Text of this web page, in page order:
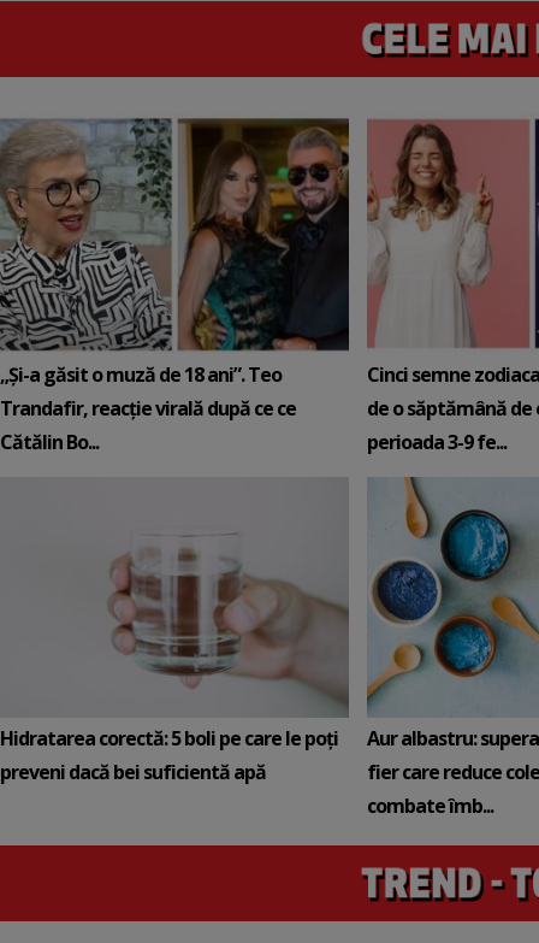
„Și-a găsit o muză de 18 ani”. Teo
Trandafir, reacție virală după ce ce
Cătălin Bo...
Cinci semne
de o săptămână de
perioada 3-9 fe...
Hidratarea corectă: 5 boli pe care le poți
preveni dacă bei suficientă apă
Aur albastru:
fier care reduce
combate îmb...